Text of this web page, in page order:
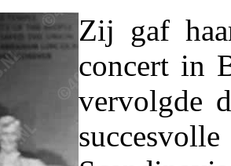
Zij gaf
concert in
vervolgde